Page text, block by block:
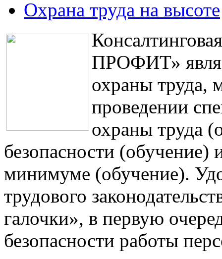
Охрана труда на высоте
ПРОФИТ»
охраны труда,
проведении
охраны труда
безопасности
минимуме (обучение).
трудового
галочки», в первую
безопасности работы